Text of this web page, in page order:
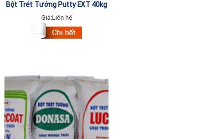
Bột Trét Tường Putty EXT 40kg
Giá:Liên hệ